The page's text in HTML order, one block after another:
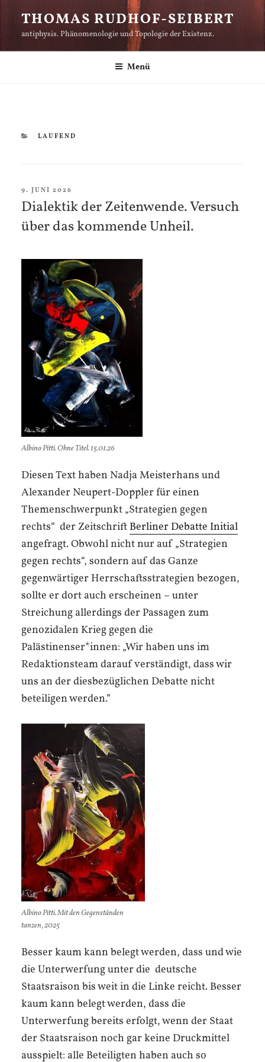
Inhalt
springen
THOMAS RUDHOF-SEIBERT
antiphysis. Phänomenologie und Topologie der Existenz.
Menü
KATEGORIEN
LAUFEND
VERÖFFENTLICHT
AM
9. JUNI 2026
Dialektik der Zeitenwende. Versuch
über das kommende Unheil.
Albino Pitti. Ohne Titel. 15.01.26
Diesen Text haben Nadja Meisterhans und
Alexander Neupert-Doppler für einen
Themenschwerpunkt „Strategien gegen
rechts“ der Zeitschrift Berliner Debatte Initial
angefragt. Obwohl nicht nur auf „Strategien
gegen rechts“, sondern auf das Ganze
gegenwärtiger Herrschaftsstrategien bezogen,
sollte er dort auch erscheinen – unter
Streichung allerdings der Passagen zum
genozidalen Krieg gegen die
Palästinenser*innen: „Wir haben uns im
Redaktionsteam darauf verständigt, dass wir
uns an der diesbezüglichen Debatte nicht
beteiligen werden.”
Albino Pitti. Mit den Gegenständen
tanzen, 2025
Besser kaum kann belegt werden, dass und wie
die Unterwerfung unter die deutsche
Staatsraison bis weit in die Linke reicht. Besser
kaum kann belegt werden, dass die
Unterwerfung bereits erfolgt, wenn der Staat
der Staatsraison noch gar keine Druckmittel
ausspielt: alle Beteiligten haben auch so